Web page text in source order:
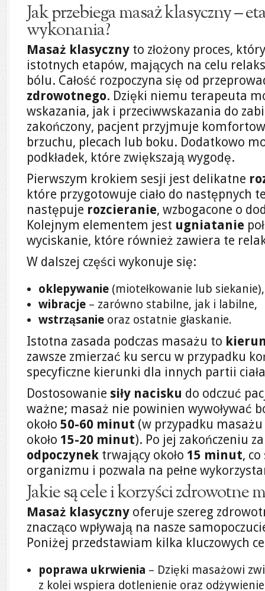
Jak przebiega masaż klasyczny –
wykonania?
Masaż klasyczny to złożony proces,
istotnych etapów, mających na celu
bólu. Całość rozpoczyna się od
zdrowotnego. Dzięki niemu terapeuta
wskazania, jak i przeciwwskazania do
zakończony, pacjent przyjmuje
brzuchu, plecach lub boku. Dodatkowo
podkładek, które zwiększają wygodę.
Pierwszym krokiem sesji jest delikatne
które przygotowuje ciało do następnych
następuje rozcieranie, wzbogacone o
Kolejnym elementem jest ugniatanie
wyciskanie, które również zawiera te
W dalszej części wykonuje się:
oklepywanie (miotełkowanie lub siekanie),
wibracje – zarówno stabilne, jak i labilne,
wstrząsanie oraz ostatnie głaskanie.
Istotna zasada podczas masażu to
zawsze zmierzać ku sercu w przypadku
specyficzne kierunki dla innych partii
Dostosowanie siły nacisku do odczuć
ważne; masaż nie powinien wywoływać
około 50-60 minut (w przypadku
około 15-20 minut). Po jej zakończeniu
odpoczynek trwający około 15 minut,
organizmu i pozwala na pełne
Jakie są cele i korzyści zdrowotne
Masaż klasyczny oferuje szereg
znacząco wpływają na nasze
Poniżej przedstawiam kilka kluczowych
poprawa ukrwienia – Dzięki masażowi
z kolei wspiera dotlenienie oraz